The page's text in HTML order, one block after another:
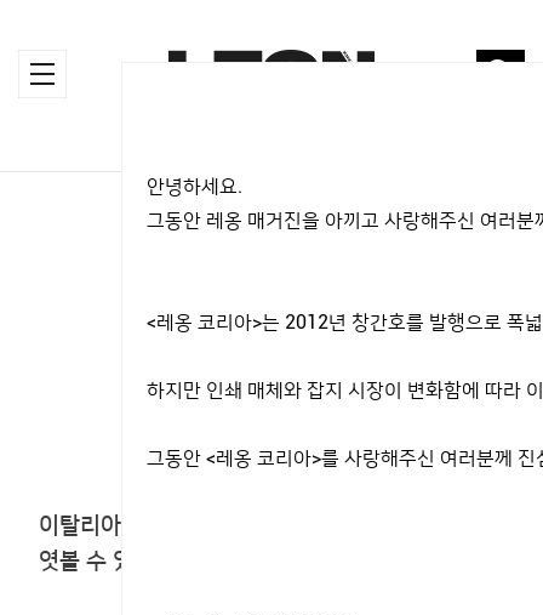
안녕하세요.
그동안 레옹 매거진을 아끼고 사랑해주신 여러분
<레옹 코리아>는 2012년 창간호를 발행으로 폭
하지만 인쇄 매체와 잡지 시장이 변화함에 따라
그동안 <레옹 코리아>를 사랑해주신 여러분께
HOME > SNAP
STREET STYLE
2018.08.20
이탈리아와 미국의 대표적인 멋쟁이 4인의 취향을
엿볼 수 있는 아이템과 스타일링 비법.